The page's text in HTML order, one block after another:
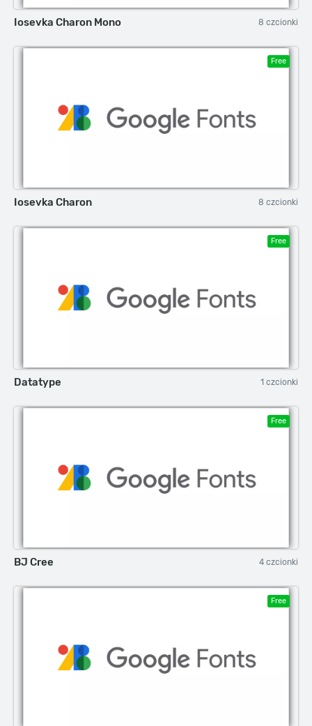
Iosevka Charon Mono 8 czcionki
Free
Iosevka Charon 8 czcionki
Free
Datatype 1 czcionki
Free
BJ Cree 4 czcionki
Free